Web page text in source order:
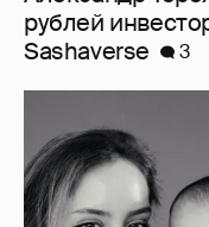
Девушка
снялась с
фотосессии
13